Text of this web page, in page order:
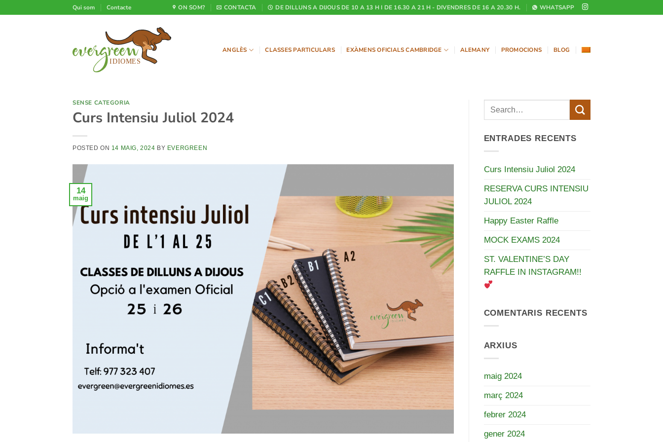
Qui som Contacte ON SOM? CONTACTA DE DILLUNS A DIJOUS DE 10 A 13 H I DE 16.30 A 21 H - DIVENDRES DE 16 A 20.30 H. WHATSAPP
ANGLÈS CLASSES PARTICULARS EXÀMENS OFICIALS CAMBRIDGE ALEMANY PROMOCIONS BLOG
SENSE CATEGORIA
Curs Intensiu Juliol 2024
POSTED ON 14 MAIG, 2024 BY EVERGREEN
14
maig
ENTRADES RECENTS
Curs Intensiu Juliol 2024
RESERVA CURS INTENSIU
JULIOL 2024
Happy Easter Raffle
MOCK EXAMS 2024
ST. VALENTINE’S DAY
RAFFLE IN INSTAGRAM!!
COMENTARIS RECENTS
ARXIUS
maig 2024
març 2024
febrer 2024
gener 2024